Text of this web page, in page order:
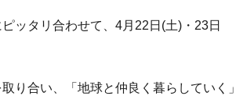
ッタリ合わせて、4月22日(土)・23日
り合い、「地球と仲良く暮らしていく」